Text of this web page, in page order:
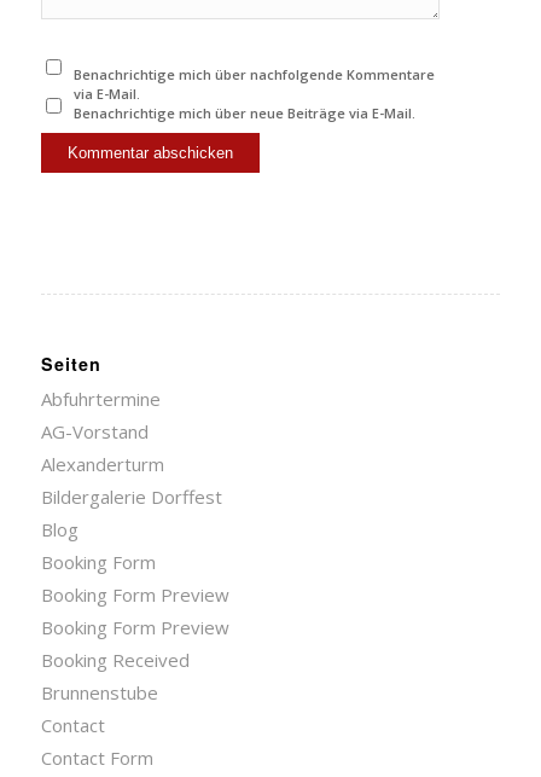
Benachrichtige mich über nachfolgende Kommentare
via E-Mail.
Benachrichtige mich über neue Beiträge via E-Mail.
Seiten
Abfuhrtermine
AG-Vorstand
Alexanderturm
Bildergalerie Dorffest
Blog
Booking Form
Booking Form Preview
Booking Form Preview
Booking Received
Brunnenstube
Contact
Contact Form